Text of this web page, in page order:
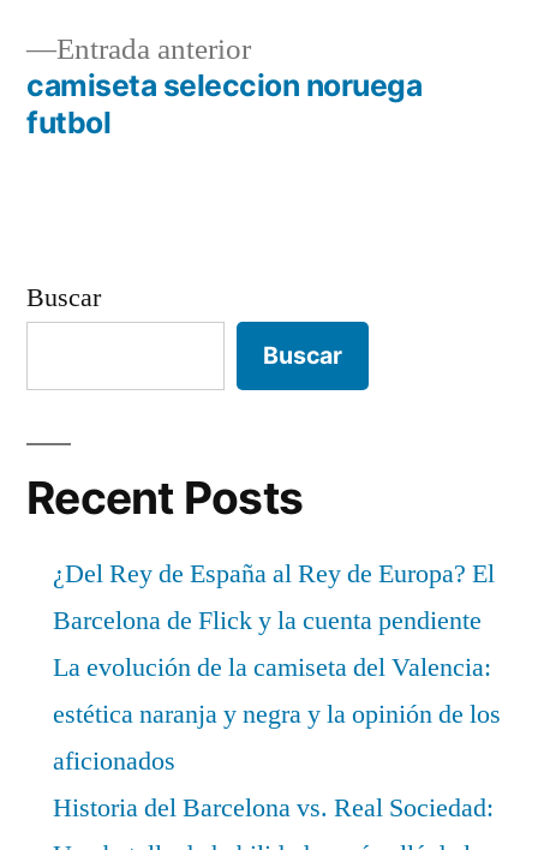
entradas
Entrada anteriorEntrada
anterior:
camiseta seleccion noruega
futbol
Buscar
Buscar
Recent Posts
¿Del Rey de España al Rey de Europa? El
Barcelona de Flick y la cuenta pendiente
La evolución de la camiseta del Valencia:
estética naranja y negra y la opinión de los
aficionados
Historia del Barcelona vs. Real Sociedad: